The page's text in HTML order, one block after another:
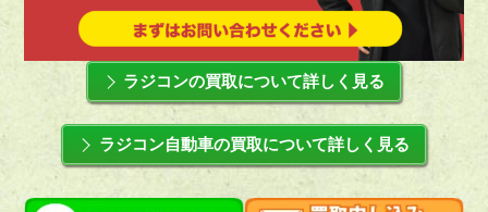
ラジコンの買取について詳しく見る
ラジコン自動車の買取について詳しく見る